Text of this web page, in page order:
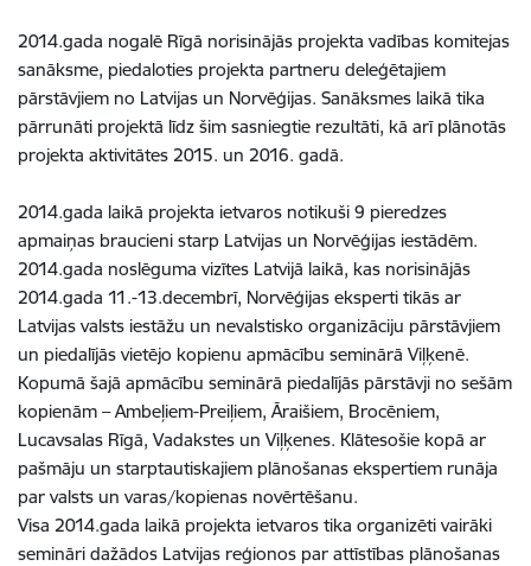
2014.gada nogalē Rīgā norisinājās projekta vadības komitejas
sanāksme, piedaloties projekta partneru deleģētajiem
pārstāvjiem no Latvijas un Norvēģijas. Sanāksmes laikā tika
pārrunāti projektā līdz šim sasniegtie rezultāti, kā arī plānotās
projekta aktivitātes 2015. un 2016. gadā.
2014.gada laikā projekta ietvaros notikuši 9 pieredzes
apmaiņas braucieni starp Latvijas un Norvēģijas iestādēm.
2014.gada noslēguma vizītes Latvijā laikā, kas norisinājās
2014.gada 11.-13.decembrī, Norvēģijas eksperti tikās ar
Latvijas valsts iestāžu un nevalstisko organizāciju pārstāvjiem
un piedalījās vietējo kopienu apmācību seminārā Viļķenē.
Kopumā šajā apmācību seminārā piedalījās pārstāvji no sešām
kopienām – Ambeļiem-Preiļiem, Āraišiem, Brocēniem,
Lucavsalas Rīgā, Vadakstes un Viļķenes. Klātesošie kopā ar
pašmāju un starptautiskajiem plānošanas ekspertiem runāja
par valsts un varas/kopienas novērtēšanu.
Visa 2014.gada laikā projekta ietvaros tika organizēti vairāki
semināri dažādos Latvijas reģionos par attīstības plānošanas